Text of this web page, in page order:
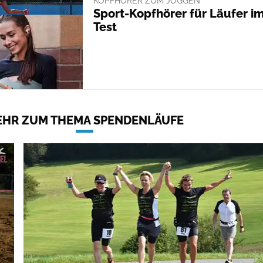
Sport-Kopfhörer für Läufer
Test
ZUM THEMA SPENDENLÄUFE